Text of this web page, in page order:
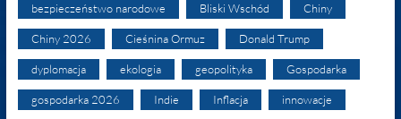
bezpieczeństwo narodowe Bliski Wschód Chiny
Chiny 2026 Cieśnina Ormuz Donald Trump
dyplomacja ekologia geopolityka Gospodarka
gospodarka 2026 Indie Inflacja innowacje